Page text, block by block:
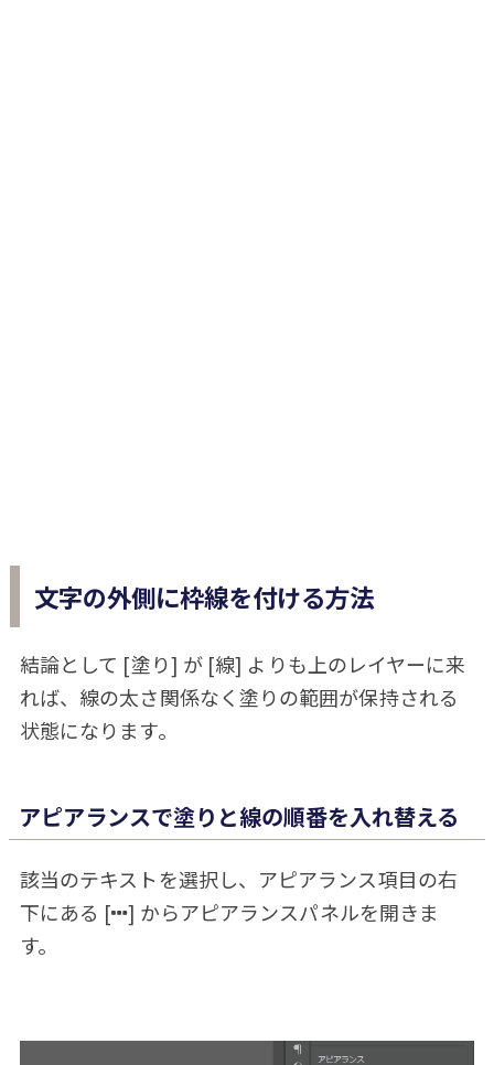
文字の外側に枠線を付ける方法
結論として [塗り] が [線] よりも上のレイヤーに来
れば、線の太さ関係なく塗りの範囲が保持される
状態になります。
アピアランスで塗りと線の順番を入れ替える
該当のテキストを選択し、アピアランス項目の右
下にある [ ] からアピアランスパネルを開きま
す。